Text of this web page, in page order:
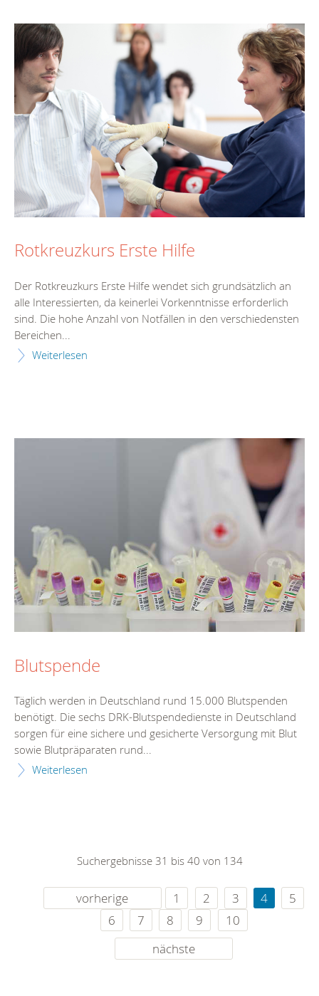
Rotkreuzkurs Erste Hilfe
Der Rotkreuzkurs Erste Hilfe wendet sich grundsätzlich an
alle Interessierten, da keinerlei Vorkenntnisse erforderlich
sind. Die hohe Anzahl von Notfällen in den verschiedensten
Bereichen...
Weiterlesen
Blutspende
Täglich werden in Deutschland rund 15.000 Blutspenden
benötigt. Die sechs DRK-Blutspendedienste in Deutschland
sorgen für eine sichere und gesicherte Versorgung mit Blut
sowie Blutpräparaten rund...
Weiterlesen
Suchergebnisse 31 bis 40 von 134
vorherige 1 2 3 4
5
6
7 8 9
10
nächste